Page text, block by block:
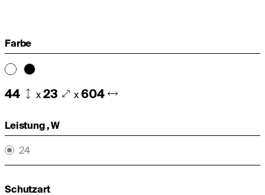
Farbe
44 x23 x604
Leistung , W
24
Schutzart